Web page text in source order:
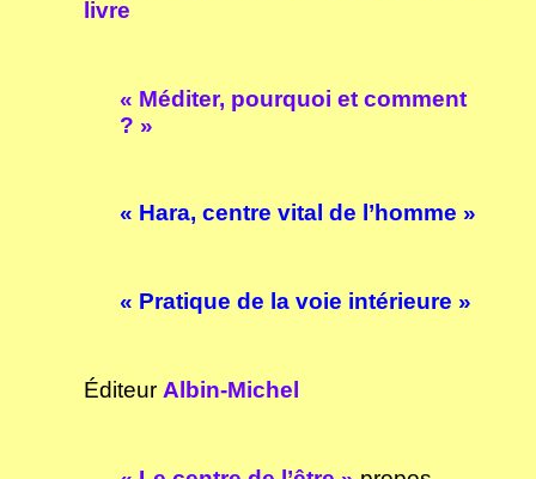
livre
« Méditer, pourquoi et comment
? »
« Hara, centre vital de l’homme »
« Pratique de la voie intérieure »
Éditeur Albin-Michel